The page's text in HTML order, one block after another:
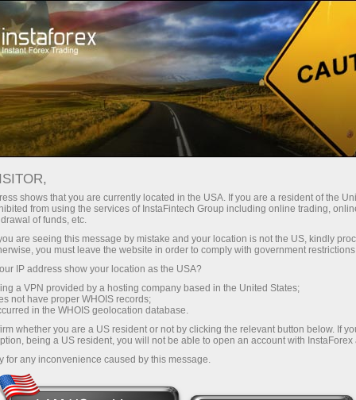
Компания янгиликлари
INSTAFOREX MASTERCARD
- В СЕНТЯБРЕ БЕСПЛАТНО!
очиш
очиш
23.08.2011 12:00 AM
shows that you are currently located in the USA. If you are a resident of the
from using the services of InstaFintech Group including online trading,
of funds, etc.
are seeing this message by mistake and your location is not the US, kindly
you must leave the website in order to comply with government
IP address show your location as the USA?
a VPN provided by a hosting company based in the United States;
not have proper WHOIS records;
in the WHOIS geolocation database.
whether you are a US resident or not by clicking the relevant button below. If
being a US resident, you will not be able to open an account with InstaForex
for any inconvenience caused by this message.